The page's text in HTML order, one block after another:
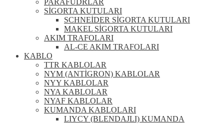
PARAFUDRLAR
SİGORTA KUTULARI
SCHNEİDER SİGORTA KUTULARI
MAKEL SİGORTA KUTULARI
AKIM TRAFOLARI
AL-CE AKIM TRAFOLARI
KABLO
TTR KABLOLAR
NYM (ANTİGRON) KABLOLAR
NYY KABLOLAR
NYA KABLOLAR
NYAF KABLOLAR
KUMANDA KABLOLARI
LIYCY (BLENDAJLI) KUMANDA